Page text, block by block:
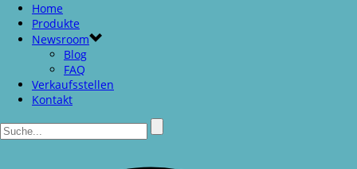
Home
Produkte
Newsroom
Blog
FAQ
Verkaufsstellen
Kontakt